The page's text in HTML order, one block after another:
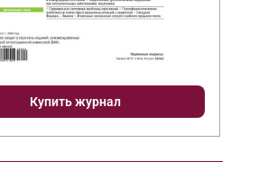
Купить журнал